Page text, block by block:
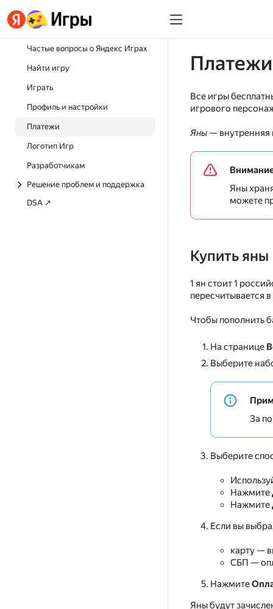
Частые вопросы о Яндекс Играх
Найти игру
Играть
Профиль и настройки
Платежи
Логотип Игр
Разработчикам
Решение проблем и поддержка
DSA ↗
Платежи
Все игры
игрового
Яны — внутренняя
Яны
можете
Купить яны
1 ян стоит 1
пересчитывается
Чтобы пополнить
На странице
Выберите
За
Выберите
Нажмите
Нажмите
Если вы
карту —
СБП —
Нажмите
Яны будут